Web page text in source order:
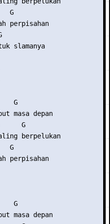
G
perpisahan
slamanya
G
masa depan
G
berpelukan
G
perpisahan
G
masa depan